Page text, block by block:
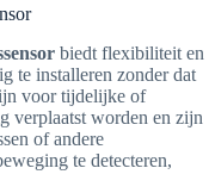
biedt flexibiliteit en
te installeren zonder dat
voor tijdelijke of
verplaatst worden en zijn
of andere
te detecteren,